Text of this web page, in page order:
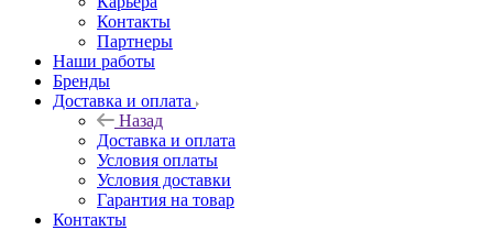
Контакты
Партнеры
Наши работы
Бренды
Доставка и оплата
Назад
Доставка и оплата
Условия оплаты
Условия доставки
Гарантия на товар
Контакты